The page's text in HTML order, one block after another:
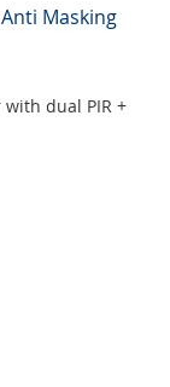
Anti Masking
with dual PIR +